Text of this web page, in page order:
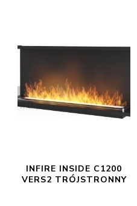
INFIRE INSIDE C1200
VERS2 TRÓJSTRONNY